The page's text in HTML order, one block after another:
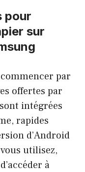
pour
sur
par
offertes par
intégrées
rapides
d’Android
utilisez,
à